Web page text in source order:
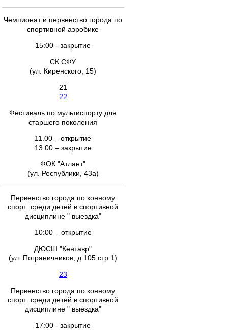
Чемпионат и первенство города по
спортивной аэробике
15:00 - закрытие
СК СФУ
(ул. Киренского, 15)
21
22
Фестиваль по мультиспорту для
старшего поколения
11.00 – открытие
13.00 – закрытие
ФОК "Атлант"
(ул. Республики, 43а)
Первенство города по конному
спорт среди детей в спортивной
дисциплине " выездка"
10:00 – открытие
ДЮСШ "Кентавр"
(ул. Пограничников, д.105 стр.1)
23
Первенство города по конному
спорт среди детей в спортивной
дисциплине " выездка"
17:00 - закрытие